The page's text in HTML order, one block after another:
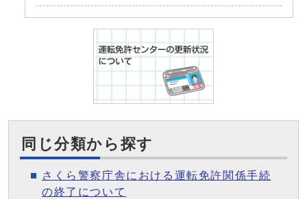
同じ分類から探す
さくら警察庁舎における運転免許関係手続
の終了について